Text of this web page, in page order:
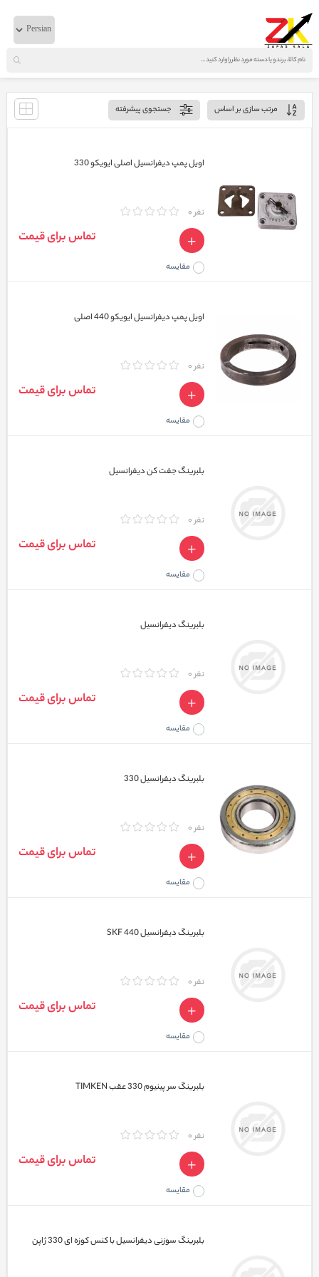
خانه لوازم دیفرانسیل ایویکو نمایش صفحه1از
مرتب سازی بر اساس جستجوی پیشرفته
اویل پمپ دیفرانسیل اصلی ایویکو 330
نفر 0
مقایسه
تماس برای قیمت
اویل پمپ دیفرانسیل ایویکو 440 اصلی
نفر 0
مقایسه
تماس برای قیمت
بلبرینگ جفت‌ کن دیفرانسیل
نفر 0
مقایسه
تماس برای قیمت
بلبرینگ دیفرانسیل
نفر 0
مقایسه
تماس برای قیمت
بلبرینگ دیفرانسیل 330
نفر 0
مقایسه
تماس برای قیمت
بلبرینگ دیفرانسیل 440 SKF
نفر 0
مقایسه
تماس برای قیمت
بلبرینگ سر پینیوم 330 عقب TIMKEN
نفر 0
مقایسه
تماس برای قیمت
بلبرینگ سوزنی دیفرانسیل با کنس کوزه ای 330 ژاپن